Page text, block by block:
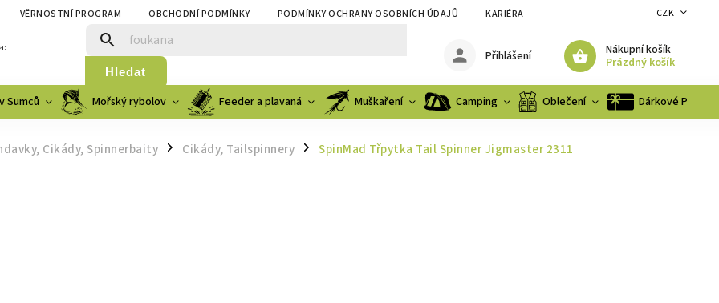
VĚRNOSTNÍ PROGRAM OBCHODNÍ PODMÍNKY PODMÍNKY OCHRANY OSOBNÍCH ÚDAJŮ KARIÉRA CZK
Hledat
Nákupní košík
Prázdný košík
Přihlášení
Sumců Mořský rybolov Feeder a plavaná Muškaření Camping Oblečení Dárkové
Cikády, Spinnerbaity / Cikády, Tailspinnery / SpinMad Třpytka Tail Spinner Jigmaster 2311